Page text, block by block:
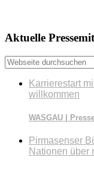
Seitenspalte
Aktuelle
Webseite
durchsuchen
Karrierestart
willkommen
WASGAU |
Pirmasenser
Nationen über